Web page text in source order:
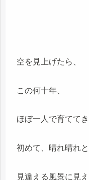
空を見上げたら、
この何十年、
ほぼ一人で育ててき
初めて、晴れ晴れと
見違える風景に見え